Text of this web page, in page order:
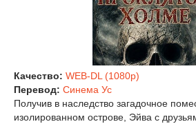
Качество: WEB-DL (1080p)
Перевод: Синема Ус
Получив в наследство загадочное
изолированном острове, Эйва с